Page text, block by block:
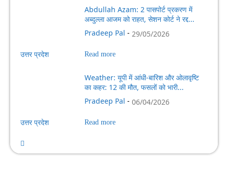
उत्तर प्रदेश
Abdullah Azam: 2 पासपोर्ट प्रकरण में
अब्दुल्ला आजम को राहत, सेशन कोर्ट ने रद्द...
Pradeep Pal - 29/05/2026
Read more
उत्तर प्रदेश
Weather: यूपी में आंधी-बारिश और ओलावृष्टि
का कहर: 12 की मौत, फसलों को भारी...
Pradeep Pal - 06/04/2026
Read more